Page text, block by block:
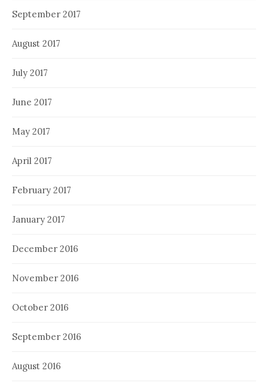
September 2017
August 2017
July 2017
June 2017
May 2017
April 2017
February 2017
January 2017
December 2016
November 2016
October 2016
September 2016
August 2016